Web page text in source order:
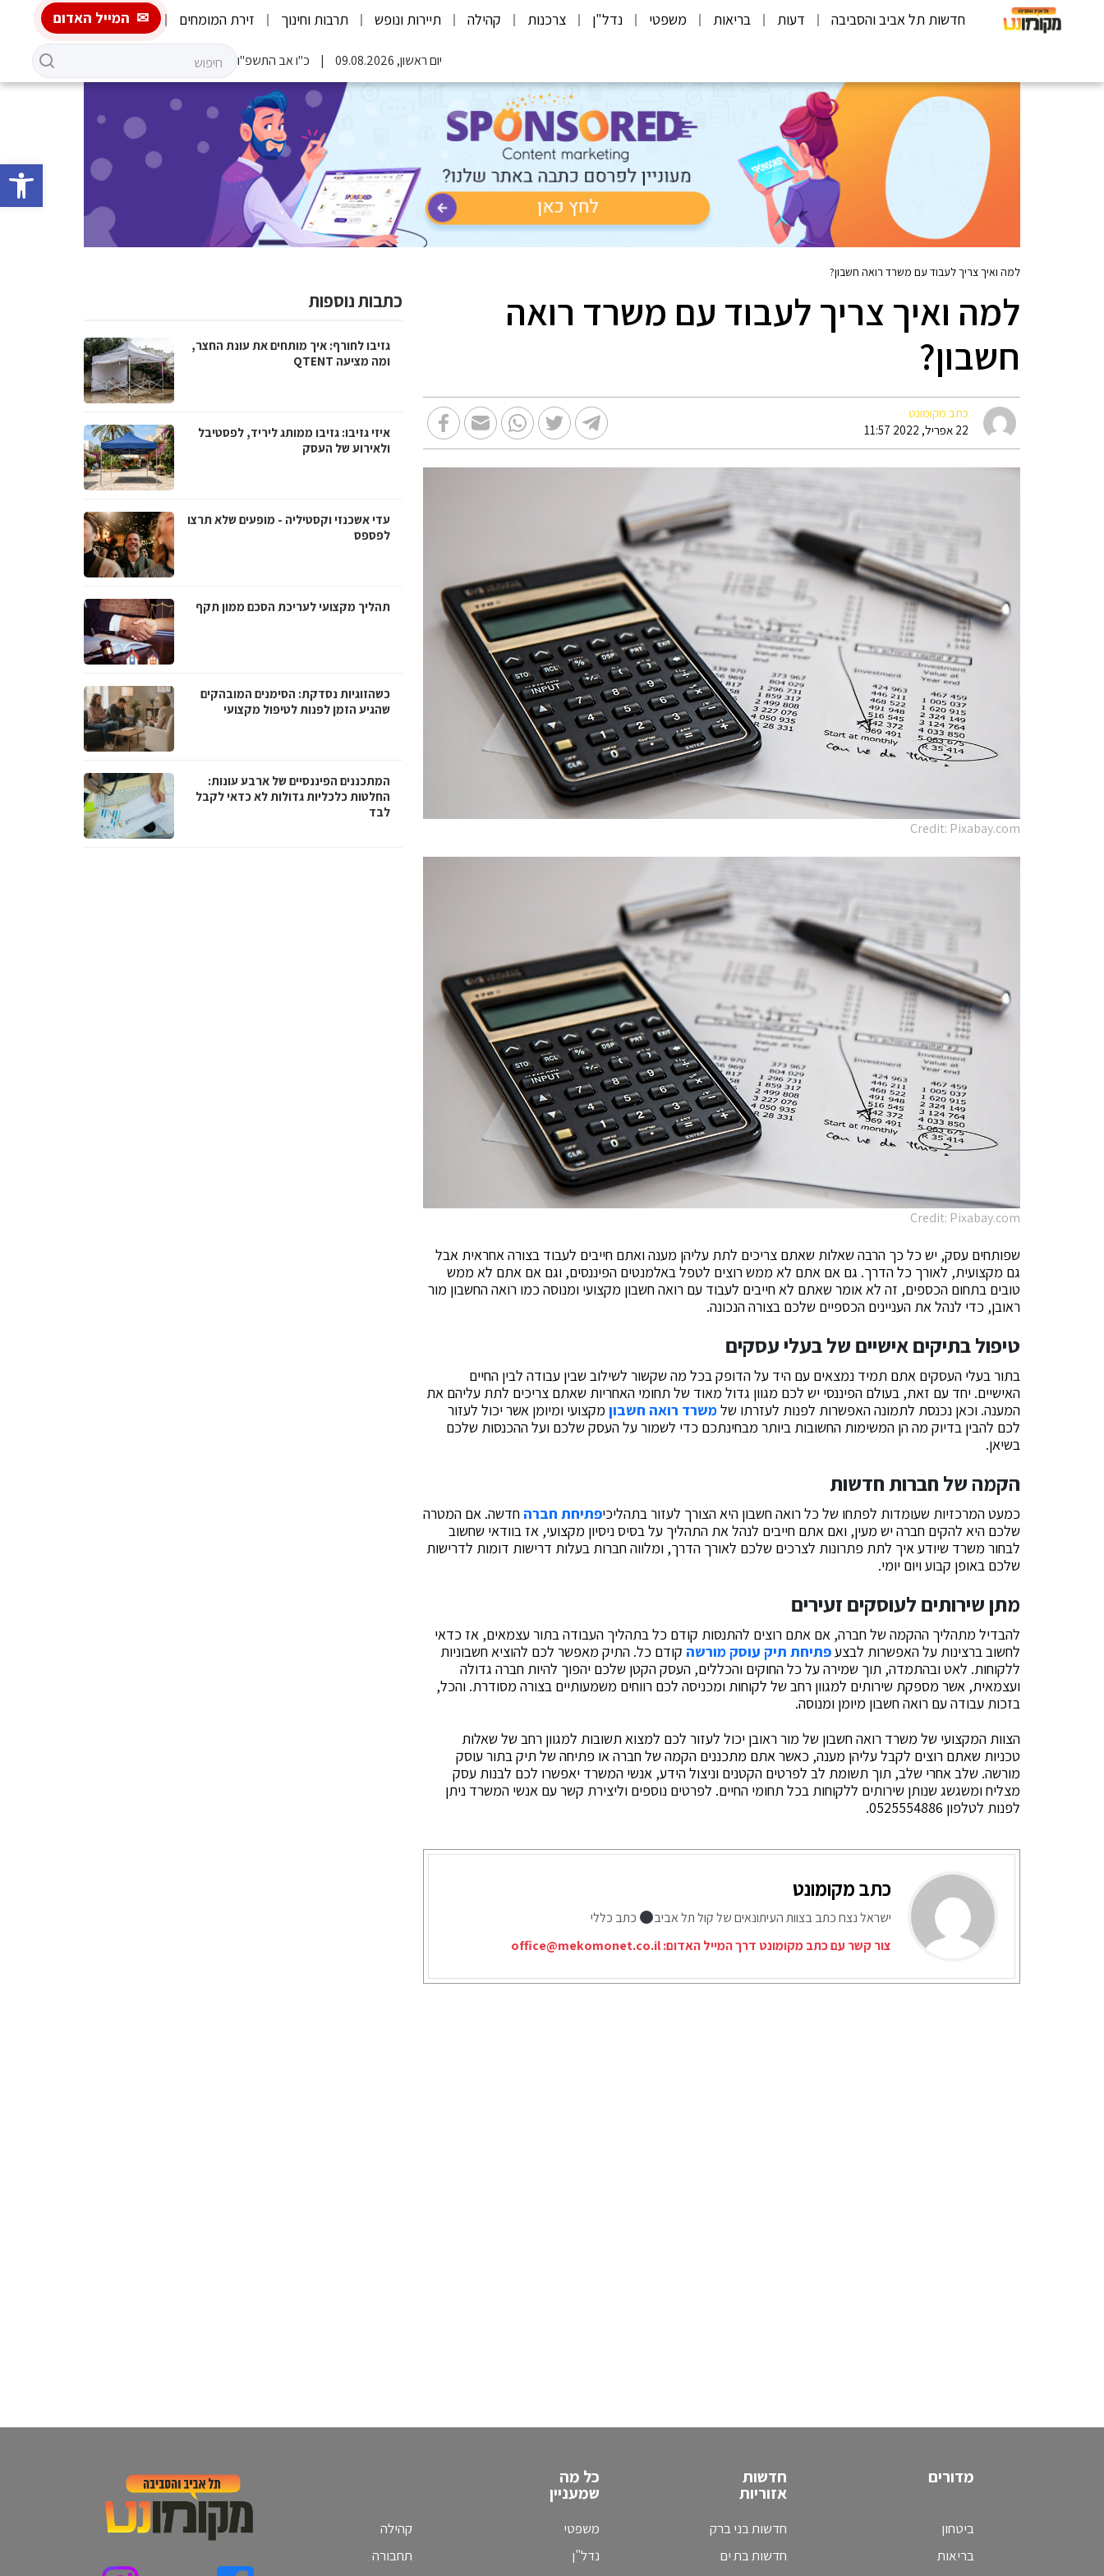
פתח
חדשות תל אביב והסביבה דעות בריאות משפטי נדל"ן צרכנות קהילה תיירות ונופש תרבות וחינוך זירת המומחים המייל האדום
יום ראשון, 09.08.2026 כ"ו אב התשפ"ו
למה ואיך צריך לעבוד עם משרד רואה חשבון?
למה ואיך צריך לעבוד עם משרד רואה
חשבון?
כתב מקומונט
22 אפריל, 2022 11:57
Credit: Pixabay.com
Credit: Pixabay.com
שפותחים עסק, יש כל כך הרבה שאלות שאתם צריכים לתת עליהן מענה ואתם חייבים לעבוד בצורה אחראית אבל
גם מקצועית, לאורך כל הדרך. גם אם אתם לא ממש רוצים לטפל באלמנטים הפיננסים, וגם אם אתם לא ממש
טובים בתחום הכספים, זה לא אומר שאתם לא חייבים לעבוד עם רואה חשבון מקצועי ומנוסה כמו רואה החשבון מור
ראובן, כדי לנהל את העניינים הכספיים שלכם בצורה הנכונה.
טיפול בתיקים אישיים של בעלי עסקים
בתור בעלי העסקים אתם תמיד נמצאים עם היד על הדופק בכל מה שקשור לשילוב שבין עבודה לבין החיים
האישיים. יחד עם זאת, בעולם הפיננסי יש לכם מגוון גדול מאוד של תחומי האחריות שאתם צריכים לתת עליהם את
המענה. וכאן נכנסת לתמונה האפשרות לפנות לעזרתו שלמשרד רואה חשבון מקצועי ומיומן אשר יכול לעזור
לכם להבין בדיוק מה הן המשימות החשובות ביותר מבחינתכם כדי לשמור על העסק שלכם ועל ההכנסות שלכם
בשיאן.
הקמה של חברות חדשות
כמעט המרכזיות שעומדות לפתחו של כל רואה חשבון היא הצורך לעזור בתהליכיפתיחת חברה חדשה. אם המטרה
שלכם היא להקים חברה יש מעין, ואם אתם חייבים לנהל את התהליך על בסיס ניסיון מקצועי, אז בוודאי שחשוב
לבחור משרד שיודע איך לתת פתרונות לצרכים שלכם לאורך הדרך, ומלווה חברות בעלות דרישות דומות לדרישות
שלכם באופן קבוע ויום יומי.
מתן שירותים לעוסקים זעירים
להבדיל מתהליך ההקמה של חברה, אם אתם רוצים להתנסות קודם כל בתהליך העבודה בתור עצמאים, אז כדאי
לחשוב ברצינות על האפשרות לבצעפתיחת תיק עוסק מורשה קודם כל. התיק מאפשר לכם להוציא חשבוניות
ללקוחות. לאט ובהתמדה, תוך שמירה על כל החוקים והכללים, העסק הקטן שלכם יהפוך להיות חברה גדולה
ועצמאית, אשר מספקת שירותים למגוון רחב של לקוחות ומכניסה לכם רווחים משמעותיים בצורה מסודרת. והכל,
בזכות עבודה עם רואה חשבון מיומן ומנוסה.
הצוות המקצועי של משרד רואה חשבון של מור ראובן יכול לעזור לכם למצוא תשובות למגוון רחב של שאלות
טכניות שאתם רוצים לקבל עליהן מענה, כאשר אתם מתכננים הקמה של חברה או פתיחה של תיק בתור עוסק
מורשה. שלב אחרי שלב, תוך תשומת לב לפרטים הקטנים וניצול הידע, אנשי המשרד יאפשרו לכם לבנות עסק
מצליח ומשגשג שנותן שירותים ללקוחות בכל תחומי החיים. לפרטים נוספים וליצירת קשר עם אנשי המשרד ניתן
לפנות לטלפון 0525554886.
כתב מקומונט
ישראל נצח כתב בצוות העיתונאים של קול תל אביב
כתב כללי
צור קשר עם כתב מקומונט דרך המייל האדום:office@mekomonet.co.il
כתבות נוספות
גזיבו לחורף: איך מותחים את עונת החצר,
ומה מציעה QTENT
איזי גזיבו: גזיבו ממותג ליריד, לפסטיבל
ולאירוע של העסק
עדי אשכנזי וקסטיליה - מופעים שלא תרצו
לפספס
תהליך מקצועי לעריכת הסכם ממון תקף
כשהזוגיות נסדקת: הסימנים המובהקים
שהגיע הזמן לפנות לטיפול מקצועי
המתכננים הפיננסיים של ארבע עונות:
החלטות כלכליות גדולות לא כדאי לקבל
לבד
מדורים
ביטחון
בריאות
חדשות
אזוריות
חדשות בני ברק
חדשות בת ים
כל מה
שמעניין
משפטי
נדל"ן
קהילה
תחבורה